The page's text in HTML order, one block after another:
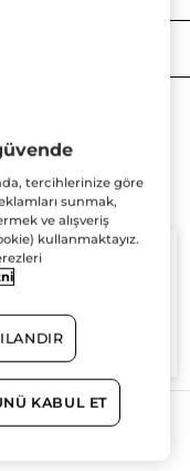
bitkisel
sahası
tercihlerinize göre
sunmak,
ve alışveriş
kullanmaktayız.
KABUL ET